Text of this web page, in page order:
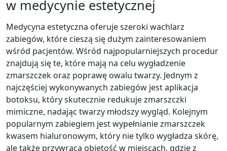
w medycynie estetycznej
Medycyna estetyczna oferuje szeroki wachlarz
zabiegów, które cieszą się dużym zainteresowaniem
wśród pacjentów. Wśród najpopularniejszych procedur
znajdują się te, które mają na celu wygładzenie
zmarszczek oraz poprawę owalu twarzy. Jednym z
najczęściej wykonywanych zabiegów jest aplikacja
botoksu, który skutecznie redukuje zmarszczki
mimiczne, nadając twarzy młodszy wygląd. Kolejnym
popularnym zabiegiem jest wypełnianie zmarszczek
kwasem hialuronowym, który nie tylko wygładza skórę,
ale także przywraca objętość w miejscach, gdzie z